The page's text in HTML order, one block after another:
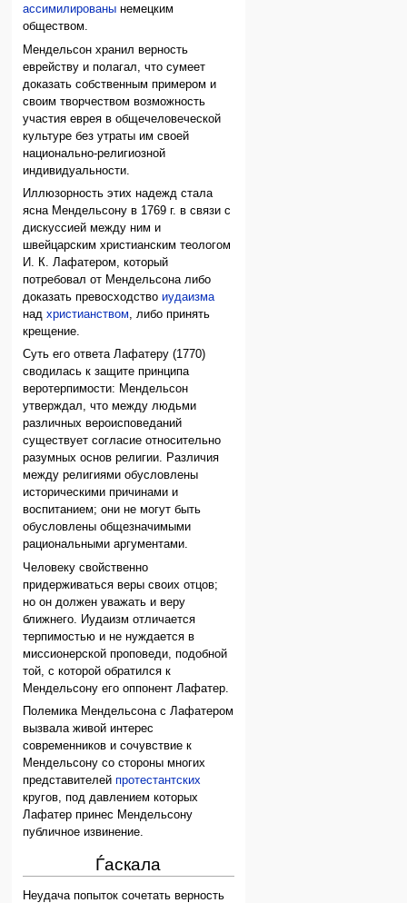
ассимилированы немецким
обществом.
Мендельсон хранил верность
еврейству и полагал, что сумеет
доказать собственным примером и
своим творчеством возможность
участия еврея в общечеловеческой
культуре без утраты им своей
национально-религиозной
индивидуальности.
Иллюзорность этих надежд стала
ясна Мендельсону в 1769 г. в связи с
дискуссией между ним и
швейцарским христианским теологом
И. К. Лафатером, который
потребовал от Мендельсона либо
доказать превосходствоиудаизма
надхристианством, либо принять
крещение.
Суть его ответа Лафатеру (1770)
сводилась к защите принципа
веротерпимости: Мендельсон
утверждал, что между людьми
различных вероисповеданий
существует согласие относительно
разумных основ религии. Различия
между религиями обусловлены
историческими причинами и
воспитанием; они не могут быть
обусловлены общезначимыми
рациональными аргументами.
Человеку свойственно
придерживаться веры своих отцов;
но он должен уважать и веру
ближнего. Иудаизм отличается
терпимостью и не нуждается в
миссионерской проповеди, подобной
той, с которой обратился к
Мендельсону его оппонент Лафатер.
Полемика Мендельсона с Лафатером
вызвала живой интерес
современников и сочувствие к
Мендельсону со стороны многих
представителейпротестантских
кругов, под давлением которых
Лафатер принес Мендельсону
публичное извинение.
Ѓаскала
Неудача попыток сочетать верность